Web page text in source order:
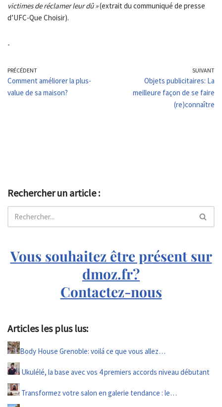
victimes de réclamer leur dû »(extrait du communiqué de presse
d’UFC-Que Choisir).
-
PRÉCÉDENT
Comment améliorer la plus-
value de sa maison?
SUIVANT
Objets publicitaires: La
meilleure façon de se faire
(re)connaître
Rechercher un article :
Vous souhaitez être présent sur
dmoz.fr?
Contactez-nous
Articles les plus lus:
Body House Grenoble: voilá ce que vous allez…
Ukulélé, la base avec vos 4 premiers accords niveau débutant
Transformez votre salon en galerie tendance : le…